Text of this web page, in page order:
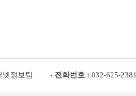
넷정보팀 전화번호 : 032-625-2381